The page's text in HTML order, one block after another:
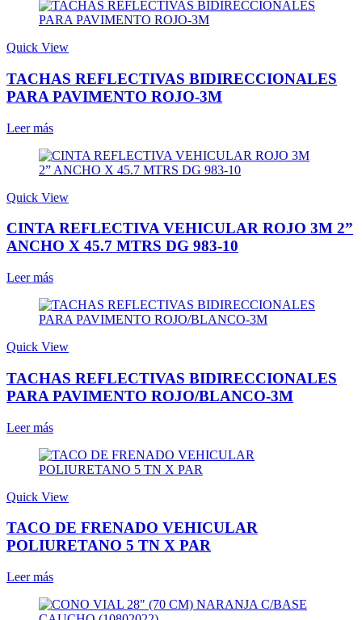
Quick View
TACHAS REFLECTIVAS BIDIRECCIONALES
PARA PAVIMENTO ROJO-3M
Leer más
Quick View
CINTA REFLECTIVA VEHICULAR ROJO 3M 2”
ANCHO X 45.7 MTRS DG 983-10
Leer más
Quick View
TACHAS REFLECTIVAS BIDIRECCIONALES
PARA PAVIMENTO ROJO/BLANCO-3M
Leer más
Quick View
TACO DE FRENADO VEHICULAR
POLIURETANO 5 TN X PAR
Leer más